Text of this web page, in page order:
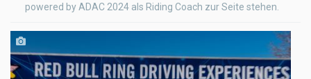
powered by ADAC 2024 als Riding Coach zur Seite stehen.